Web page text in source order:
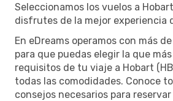
Seleccionamos los vuelos a
disfrutes de la mejor experiencia
En eDreams operamos con más
para que puedas elegir la que
requisitos de tu viaje a Hobart
todas las comodidades. Conoce
consejos necesarios para